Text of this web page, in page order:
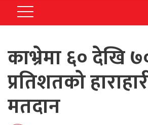
काभ्रेमा ६० देखि
प्रतिशतको
मतदान